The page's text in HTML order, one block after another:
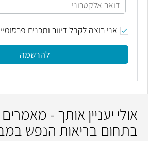
אני רוצה לקבל דיוור ותכנים
להרשמה
אולי יעניין אותך -
בתחום בריאות הנפש